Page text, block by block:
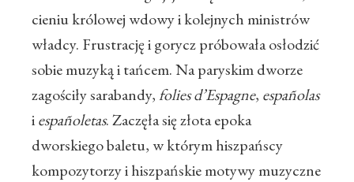
cieniu królowej wdowy i kolejnych ministrów
władcy. Frustrację i gorycz próbowała osłodzić
sobie muzyką i tańcem. Na paryskim dworze
zagościły sarabandy,folies d’Espagne, españolas
iespañoletas. Zaczęła się złota epoka
dworskiego baletu, w którym hiszpańscy
kompozytorzy i hiszpańskie motywy muzyczne